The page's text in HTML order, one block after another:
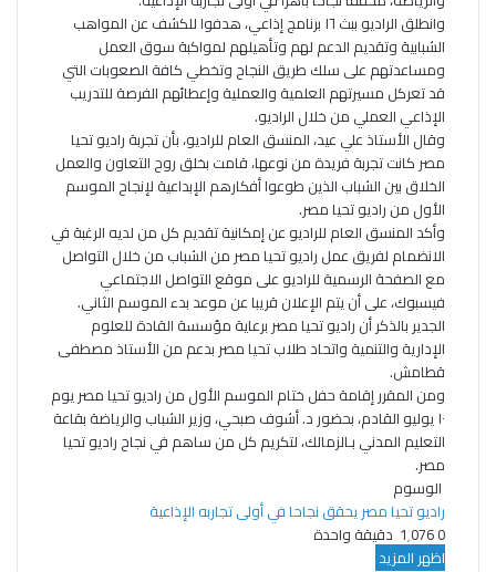
وانطلق الراديو ببث ١٦ برنامج إذاعي، هدفوا للكشف عن المواهب
الشبابية وتقديم الدعم لهم وتأهيلهم لمواكبة سوق العمل
ومساعدتهم على سلك طريق النجاح وتخطي كافة الصعوبات التي
قد تعركل مسيرتهم العلمية والعملية وإعطائهم الفرصة للتدريب
الإذاعي العملي من خلال الراديو.
وقال الأستاذ علي عيد، المنسق العام للراديو، بأن تجربة راديو تحيا
مصر كانت تجربة فريدة من نوعها، قامت بخلق روح التعاون والعمل
الخلاق بين الشباب الذين طوعوا أفكارهم الإبداعية لإنجاح الموسم
الأول من راديو تحيا مصر.
وأكد المنسق العام للراديو عن إمكانية تقديم كل من لديه الرغبة في
الانضمام لفريق عمل راديو تحيا مصر من الشباب من خلال التواصل
مع الصفحة الرسمية للراديو على موقع التواصل الاجتماعي
فيسبوك، على أن يتم الإعلان قريبا عن موعد بدء الموسم الثاني.
الجدير بالذكر أن راديو تحيا مصر برعاية مؤسسة القادة للعلوم
الإدارية والتنمية واتحاد طلاب تحيا مصر بدعم من الأستاذ مصطفى
قطامش.
ومن المقرر إقامة حفل ختام الموسم الأول من راديو تحيا مصر يوم
١٠ يوليو القادم، بحضور د. أشوف صبحي، وزير الشباب والرياضة بقاعة
التعليم المدني بـالزمالك، لتكريم كل من ساهم في نجاح راديو تحيا
مصر.
الوسوم
راديو تحيا مصر يحقق نجاحا في أولى تجاربه الإذاعية
0
دقيقة واحدة
اظهر المزيد